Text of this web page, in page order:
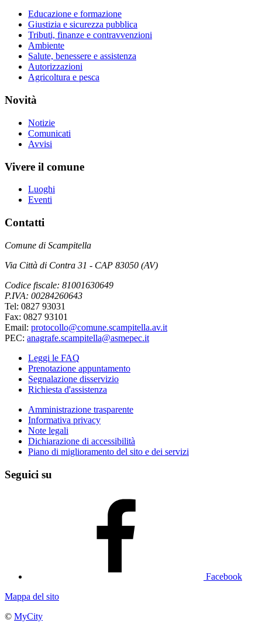
Educazione e formazione
Giustizia e sicurezza pubblica
Tributi, finanze e contravvenzioni
Ambiente
Salute, benessere e assistenza
Autorizzazioni
Agricoltura e pesca
Novità
Notizie
Comunicati
Avvisi
Vivere il comune
Luoghi
Eventi
Contatti
Comune di Scampitella
Via Città di Contra 31 - CAP 83050 (AV)
Codice fiscale: 81001630649
P.IVA: 00284260643
Tel: 0827 93031
Fax: 0827 93101
Email: protocollo@comune.scampitella.av.it
PEC: anagrafe.scampitella@asmepec.it
Leggi le FAQ
Prenotazione appuntamento
Segnalazione disservizio
Richiesta d'assistenza
Amministrazione trasparente
Informativa privacy
Note legali
Dichiarazione di accessibilità
Piano di miglioramento del sito e dei servizi
Seguici su
Facebook
Mappa del sito
© MyCity